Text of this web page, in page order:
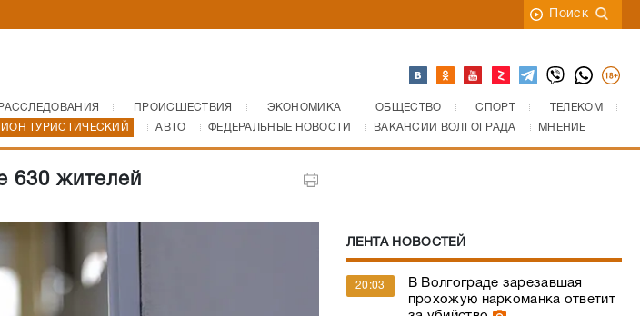
Поиск
РАССЛЕДОВАНИЯ ПРОИСШЕСТВИЯ ЭКОНОМИКА ОБЩЕСТВО СПОРТ
ТЕЛЕКОМ
ТУРИСТИЧЕСКИЙ АВТО ФЕДЕРАЛЬНЫЕ НОВОСТИ ВАКАНСИИ ВОЛГОГРАДА МНЕНИЕ
630 жителей
ЛЕНТА НОВОСТЕЙ
20:03
В Волгограде зарезавшая
прохожую наркоманка ответит